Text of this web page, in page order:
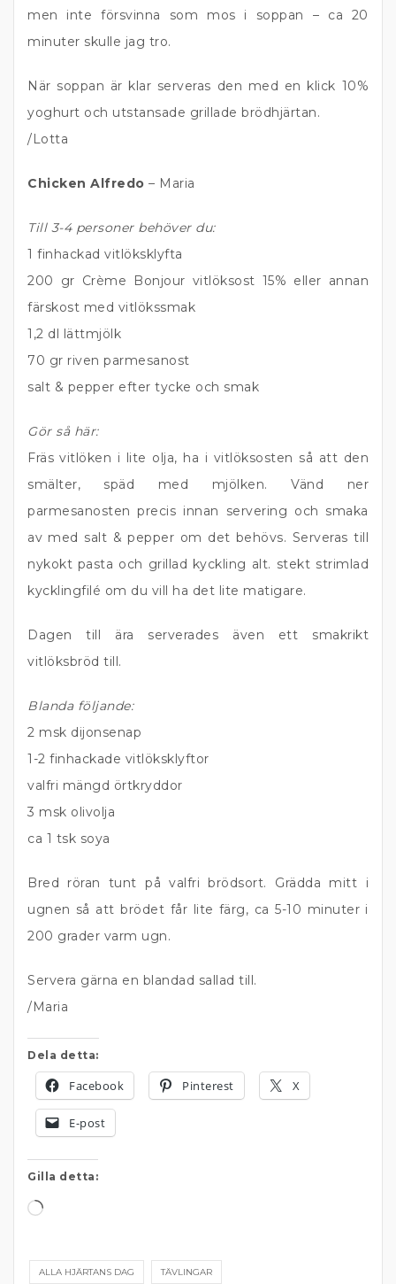
men inte försvinna som mos i soppan – ca 20
minuter skulle jag tro.
När soppan är klar serveras den med en klick 10%
yoghurt och utstansade grillade brödhjärtan.
/Lotta
Chicken Alfredo – Maria
Till 3-4 personer behöver du:
1 finhackad vitlöksklyfta
200 gr Crème Bonjour vitlöksost 15% eller annan
färskost med vitlökssmak
1,2 dl lättmjölk
70 gr riven parmesanost
salt & pepper efter tycke och smak
Gör så här:
Fräs vitlöken i lite olja, ha i vitlöksosten så att den
smälter, späd med mjölken. Vänd ner
parmesanosten precis innan servering och smaka
av med salt & pepper om det behövs. Serveras till
nykokt pasta och grillad kyckling alt. stekt strimlad
kycklingfilé om du vill ha det lite matigare.
Dagen till ära serverades även ett smakrikt
vitlöksbröd till.
Blanda följande:
2 msk dijonsenap
1-2 finhackade vitlöksklyftor
valfri mängd örtkryddor
3 msk olivolja
ca 1 tsk soya
Bred röran tunt på valfri brödsort. Grädda mitt i
ugnen så att brödet får lite färg, ca 5-10 minuter i
200 grader varm ugn.
Servera gärna en blandad sallad till.
/Maria
Dela detta:
Facebook Pinterest X
E-post
Gilla detta:
Laddar
…
ALLA HJÄRTANS DAG TÄVLINGAR